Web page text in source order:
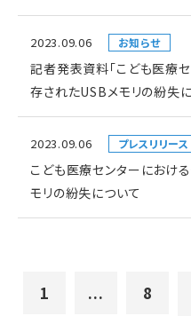
2023.09.06 お知らせ
記者発表資料「こども医療
存されたUSBメモリの紛失
2023.09.06 プレスリリース
こども医療センターにおけ
モリの紛失について
1 ... 8